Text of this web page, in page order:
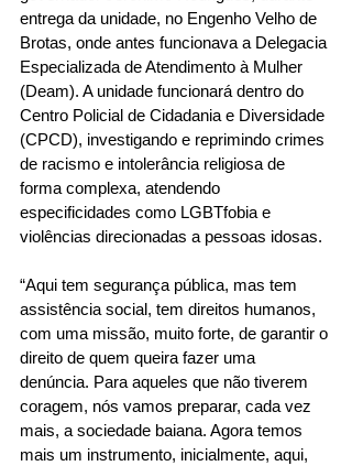
entrega da unidade, no Engenho Velho de
Brotas, onde antes funcionava a Delegacia
Especializada de Atendimento à Mulher
(Deam). A unidade funcionará dentro do
Centro Policial de Cidadania e Diversidade
(CPCD), investigando e reprimindo crimes
de racismo e intolerância religiosa de
forma complexa, atendendo
especificidades como LGBTfobia e
violências direcionadas a pessoas idosas.
“Aqui tem segurança pública, mas tem
assistência social, tem direitos humanos,
com uma missão, muito forte, de garantir o
direito de quem queira fazer uma
denúncia. Para aqueles que não tiverem
coragem, nós vamos preparar, cada vez
mais, a sociedade baiana. Agora temos
mais um instrumento, inicialmente, aqui,